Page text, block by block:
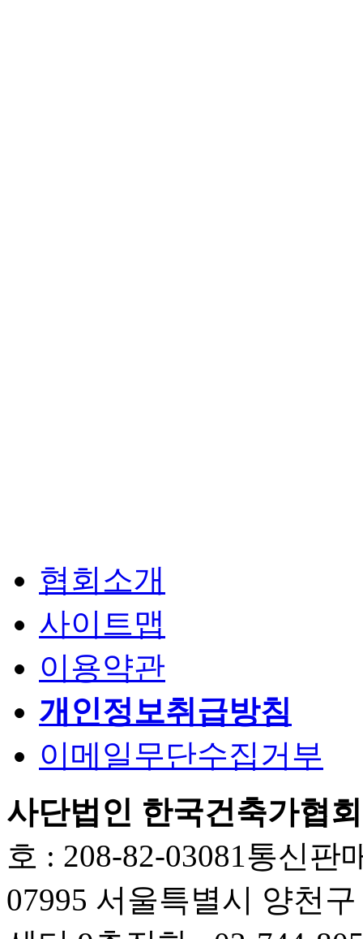
협회소개
사이트맵
이용약관
개인정보취급방침
이메일무단수집거부
사단법인 한국건축가협회
호 : 208-82-03081 통신판
07995 서울특별시 양천